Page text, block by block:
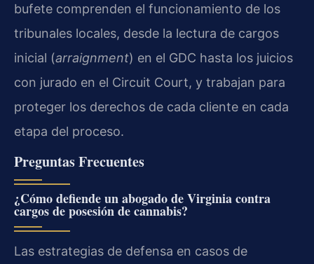
bufete comprenden el funcionamiento de los
tribunales locales, desde la lectura de cargos
inicial (arraignment) en el GDC hasta los juicios
con jurado en el Circuit Court, y trabajan para
proteger los derechos de cada cliente en cada
etapa del proceso.
Preguntas Frecuentes
¿Cómo defiende un abogado de Virginia contra
cargos de posesión de cannabis?
Las estrategias de defensa en casos de